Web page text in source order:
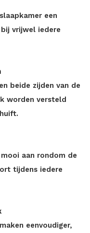
een
vrijwel iedere
beide zijden van de
worden versteld
aan rondom de
tijdens iedere
eenvoudiger,